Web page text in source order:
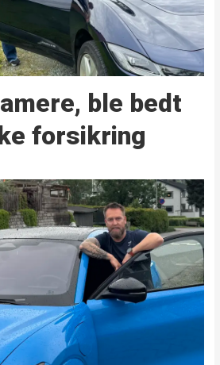
ble bedt
forsikring